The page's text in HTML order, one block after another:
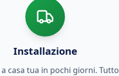
Installazione
a casa tua in pochi giorni. Tutto